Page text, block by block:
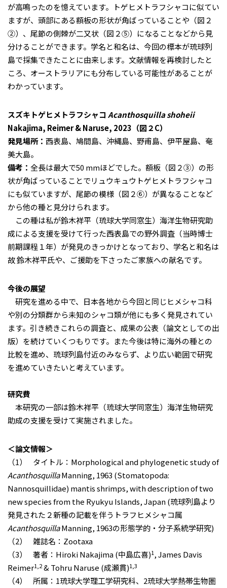
が高鳴ったのを憶えています。トゲヒメトラフシャコに似てい
ますが、頭部にある額板の形状が角ばっていることや（図２
②）、尾節の側棘が二又状（図２⑤）になることなどから見
分けることができます。学名と和名は、今回の標本が琉球列
島で採集できたことに由来します。文献情報を再検討したと
ころ、オーストラリアにも分布している可能性があることが
わかっています。
スズキトゲヒメトラフシャコ Acanthosquilla shoheii
Nakajima, Reimer & Naruse, 2023（図２C）
発見場所： 西表島、鳩間島、沖縄島、野甫島、伊平屋島、奄
美大島。
備考： 全長は最大で50 mmほどでした。額板（図２③）の形
状が角ばっていることでリュウキュウトゲヒメトラフシャコ
にも似ていますが、尾節の模様（図２⑥）が異なることなど
から他の種と見分けられます。
この種は私が鈴木祥平（琉球大学同窓生）海洋生物研究助
成による支援を受けて行った西表島での野外調査（当時博士
前期課程１年）が発見のきっかけとなっており、学名と和名は
故 鈴木祥平氏や、ご援助を下さったご家族への献名です。
今後の展望
研究を進める中で、日本各地から今回と同じヒメシャコ科
や別の分類群から未知のシャコ類が他にも多く発見されてい
ます。引き続きこれらの調査と、成果の公表（論文としての出
版）を続けていくつもりです。また今後は特に海外の種との
比較を進め、琉球列島付近のみならず、より広い範囲で研究
を進めていきたいと考えています。
研究費
本研究の一部は鈴木祥平（琉球大学同窓生）海洋生物研究
助成の支援を受けて実施されました。
＜論文情報＞
（1） タイトル：Morphological and phylogenetic study of
AcanthosquillaManning, 1963 (Stomatopoda:
Nannosquillidae) mantis shrimps, with description of two
new species from the Ryukyu Islands, Japan (琉球列島より
発見された２新種の記載を伴うトラフヒメシャコ属
AcanthosquillaManning, 1963の形態学的・分子系統学研究)
（2） 雑誌名：Zootaxa
（3） 著者：Hiroki Nakajima (中島広喜)1, James Davis
Reimer1,2& Tohru Naruse (成瀬貫)1,3
（4） 所属：1琉球大学理工学研究科、2琉球大学熱帯生物圏